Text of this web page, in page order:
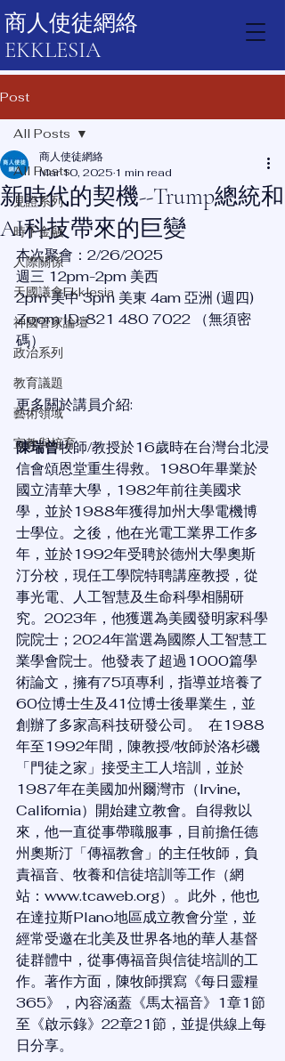
商人使徒網絡
EKKLESIA
Post
All Posts
見證系列
時下金融
人際關係
天國議會Ekklesia
神國管家論壇
政治系列
教育議題
藝術領域
宣教與培育
All Posts
新時代的契機--Trump總統和
AI科技帶來的巨變
商人使徒網絡
Mar 10, 2025 1 min read
本次聚會：2/26/2025
週三 12pm-2pm 美西
2pm 美中 3pm 美東 4am 亞洲 (週四)
Zoom ID: 821 480 7022 （無須密
碼）
更多關於講員介紹:
陳瑞曾牧師/教授於16歲時在台灣台北浸
信會頌恩堂重生得救。1980年畢業於
國立清華大學，1982年前往美國求
學，並於1988年獲得加州大學電機博
士學位。之後，他在光電工業界工作多
年，並於1992年受聘於德州大學奧斯
汀分校，現任工學院特聘講座教授，從
事光電、人工智慧及生命科學相關研
究。2023年，他獲選為美國發明家科學
院院士；2024年當選為國際人工智慧工
業學會院士。他發表了超過1000篇學
術論文，擁有75項專利，指導並培養了
60位博士生及41位博士後畢業生，並
創辦了多家高科技研發公司。  在1988
年至1992年間，陳教授/牧師於洛杉磯
「門徒之家」接受主工人培訓，並於
1987年在美國加州爾灣市（Irvine,
California）開始建立教會。自得救以
來，他一直從事帶職服事，目前擔任德
州奧斯汀「傳福教會」的主任牧師，負
責福音、牧養和信徒培訓等工作（網
站：www.tcaweb.org）。此外，他也
在達拉斯Plano地區成立教會分堂，並
經常受邀在北美及世界各地的華人基督
徒群體中，從事傳福音與信徒培訓的工
作。著作方面，陳牧師撰寫《每日靈糧
365》，內容涵蓋《馬太福音》1章1節
至《啟示錄》22章21節，並提供線上每
日分享。